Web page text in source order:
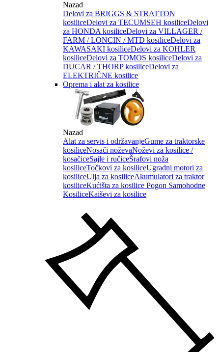
Nazad
Delovi za BRIGGS & STRATTON
kosiliceDelovi za TECUMSEH kosiliceDelovi
za HONDA kosiliceDelovi za VILLAGER /
FARM / LONCIN / MTD kosiliceDelovi za
KAWASAKI kosiliceDelovi za KOHLER
kosiliceDelovi za TOMOS kosiliceDelovi za
DUCAR / THORP kosiliceDelovi za
ELEKTRIČNE kosilice
Oprema i alat za kosilice
Nazad
Alat za servis i održavanjeGume za traktorske
kosiliceNosači noževaNoževi za kosilice /
kosačiceSajle i ručiceŠrafovi noža
kosiliceTočkovi za kosiliceUgradni motori za
kosiliceUlja za kosiliceAkumulatori za traktor
kosiliceKućišta za kosilice Pogon Samohodne
KosiliceKaiševi za kosilice